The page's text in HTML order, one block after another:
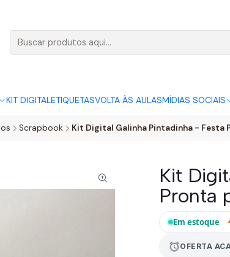
KIT DIGITALETIQUETASVOLTA ÀS AULASMÍDIAS SOCIAIS
Scrapbook Kit Digital Galinha Pintadinha - Festa
Kit
Pronta
Em estoque
alarmOFERTA